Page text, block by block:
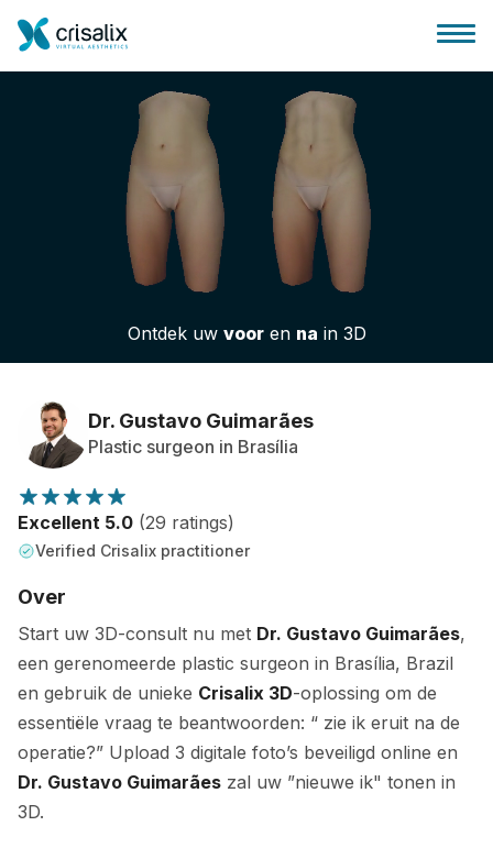
Huis chirurg
3D business platform
Patiëntrecensies
Ontdek uw vooren na in 3D
Dr. Gustavo Guimarães
Plastic surgeon in Brasília
Excellent 5.0 (29 ratings)
Verified Crisalix practitioner
Over
Start uw 3D-consult nu met Dr. Gustavo Guimarães,
een gerenomeerde plastic surgeon in Brasília, Brazil
en gebruik de unieke Crisalix 3D-oplossing om de
essentiële vraag te beantwoorden: “ zie ik eruit na de
operatie?” Upload 3 digitale foto’s beveiligd online en
Dr. Gustavo Guimarães zal uw ”nieuwe ik" tonen in
3D.